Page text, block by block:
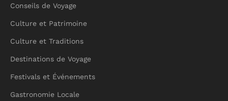
Conseils de Voyage
Culture et Patrimoine
Culture et Traditions
Destinations de Voyage
Festivals et Événements
Gastronomie Locale